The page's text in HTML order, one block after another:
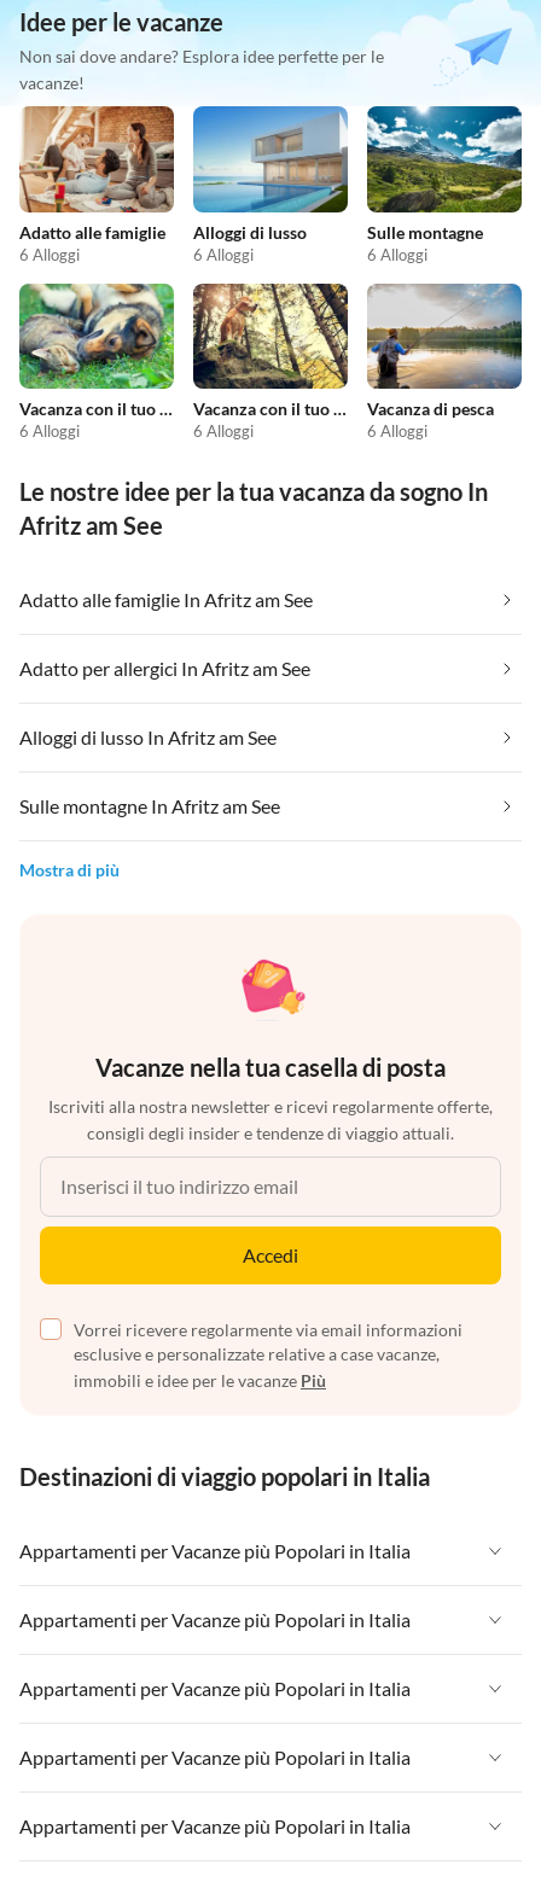
Idee per le vacanze
Non sai dove andare? Esplora idee perfette per le
vacanze!
Adatto alle famiglie
6 Alloggi
Alloggi di lusso
6 Alloggi
Sulle montagne
6 Alloggi
Vacanza con il tuo animale domestico
6 Alloggi
Vacanza con il tuo cane
6 Alloggi
Vacanza di pesca
6 Alloggi
Le nostre idee per la tua vacanza da sogno In
Afritz am See
Adatto alle famiglie In Afritz am See
Adatto per allergici In Afritz am See
Alloggi di lusso In Afritz am See
Sulle montagne In Afritz am See
Mostra di più
Vacanze nella tua casella di posta
Iscriviti alla nostra newsletter e ricevi regolarmente offerte,
consigli degli insider e tendenze di viaggio attuali.
Accedi
Vorrei ricevere regolarmente via email informazioni
esclusive e personalizzate relative a case vacanze,
immobili e idee per le vacanze Più
Destinazioni di viaggio popolari in Italia
Appartamenti per Vacanze più Popolari in Italia
Appartamenti per Vacanze in Italia
Appartamenti per Vacanze in Liguria
Appartamenti per Vacanze in Lombardia
Appartamenti per Vacanze in Lago di Garda
Appartamenti per Vacanze in Lago di Como
Appartamenti per Vacanze più Popolari in Italia
Appartamenti per Vacanze in Italia
Appartamenti per Vacanze in Liguria
Appartamenti per Vacanze in Lombardia
Appartamenti per Vacanze in Lago di Garda
Appartamenti per Vacanze più Popolari in Italia
Appartamenti per Vacanze in Italia
Appartamenti per Vacanze in Liguria
Appartamenti per Vacanze in Lombardia
Appartamenti per Vacanze più Popolari in Italia
Appartamenti per Vacanze in Italia
Appartamenti per Vacanze in Liguria
Appartamenti per Vacanze più Popolari in Italia